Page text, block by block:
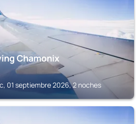
Chamonix
01 septiembre 2026, 2 noches